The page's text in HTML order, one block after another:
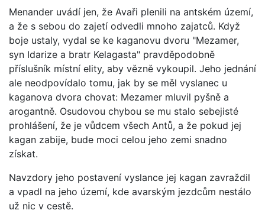
Menander uvádí jen, že Avaři plenili na antském území,
a že s sebou do zajetí odvedli mnoho zajatců. Když
boje ustaly, vydal se ke kaganovu dvoru "Mezamer,
syn Idarize a bratr Kelagasta" pravděpodobně
příslušník místní elity, aby vězně vykoupil. Jeho jednání
ale neodpovídalo tomu, jak by se měl vyslanec u
kaganova dvora chovat: Mezamer mluvil pyšně a
arogantně. Osudovou chybou se mu stalo sebejisté
prohlášení, že je vůdcem všech Antů, a že pokud jej
kagan zabije, bude moci celou jeho zemi snadno
získat.
Navzdory jeho postavení vyslance jej kagan zavraždil
a vpadl na jeho území, kde avarským jezdcům nestálo
už nic v cestě.